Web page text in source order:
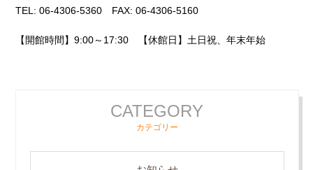
TEL: 06-4306-5360 FAX: 06-4306-5160
【開館時間】9:00～17:30 【休館日】土日祝、年末年始
CATEGORY
カテゴリー